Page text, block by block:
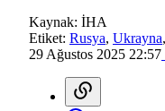
Kaynak: İHA
Etiket: Rusya, Ukrayna,
29 Ağustos 2025 22:57